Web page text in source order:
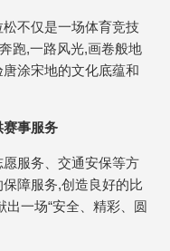
不仅是一场体育竞技
跑,一路风光,画卷般地
涂宋地的文化底蕴和
赛事服务
服务、交通安保等方
障服务,创造良好的比
一场“安全、精彩、圆